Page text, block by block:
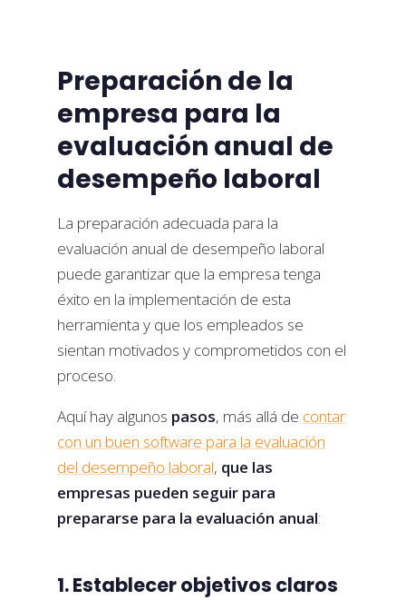
Preparación de la
empresa para la
evaluación anual de
desempeño laboral
La preparación adecuada para la
evaluación anual de desempeño laboral
puede garantizar que la empresa tenga
éxito en la implementación de esta
herramienta y que los empleados se
sientan motivados y comprometidos con el
proceso.
Aquí hay algunos pasos, más allá de contar
con un buen software para la evaluación
del desempeño laboral, que las
empresas pueden seguir para
prepararse para la evaluación anual:
1. Establecer objetivos claros